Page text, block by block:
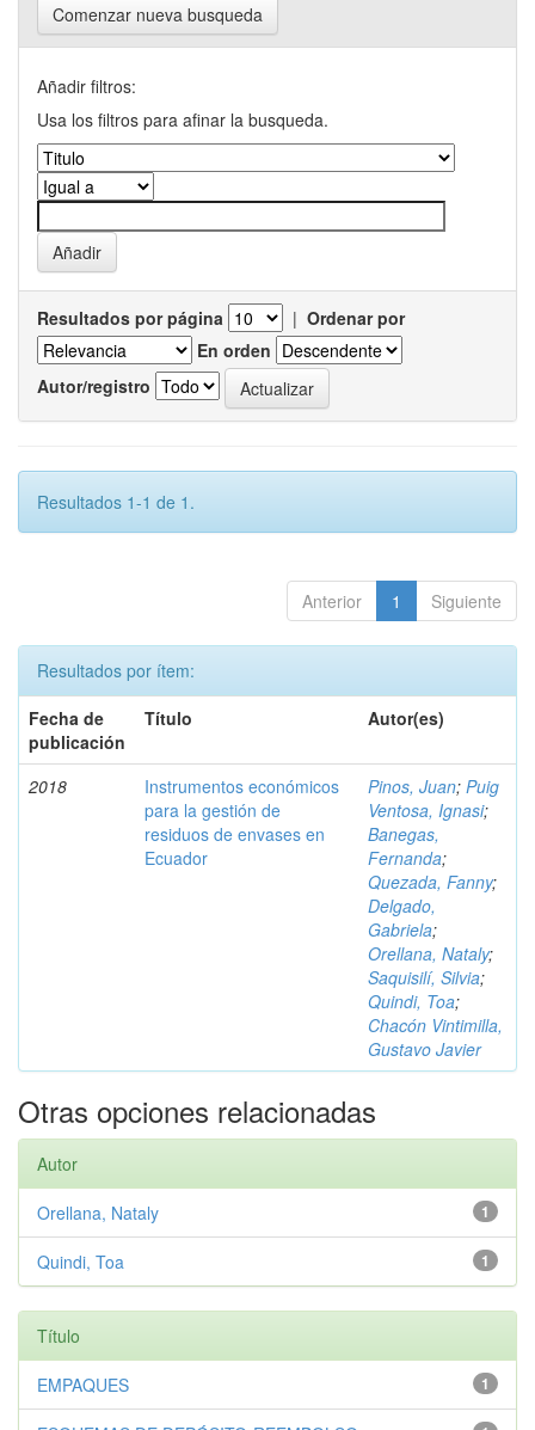
Comenzar nueva busqueda
Añadir filtros:
Usa los filtros para afinar la busqueda.
Resultados por página | Ordenar por
En orden
Autor/registro
Resultados 1-1 de 1.
Anterior 1 Siguiente
Resultados por ítem:
Fecha de
publicación
Título Autor(es)
2018
Instrumentos económicos
para la gestión de
residuos de envases en
Ecuador
Pinos, Juan; Puig
Ventosa, Ignasi;
Banegas,
Fernanda;
Quezada, Fanny;
Delgado,
Gabriela;
Orellana, Nataly;
Saquisilí, Silvia;
Quindi, Toa;
Chacón Vintimilla,
Gustavo Javier
Otras opciones relacionadas
Autor
1
Orellana, Nataly
1
Quindi, Toa
Título
1
EMPAQUES